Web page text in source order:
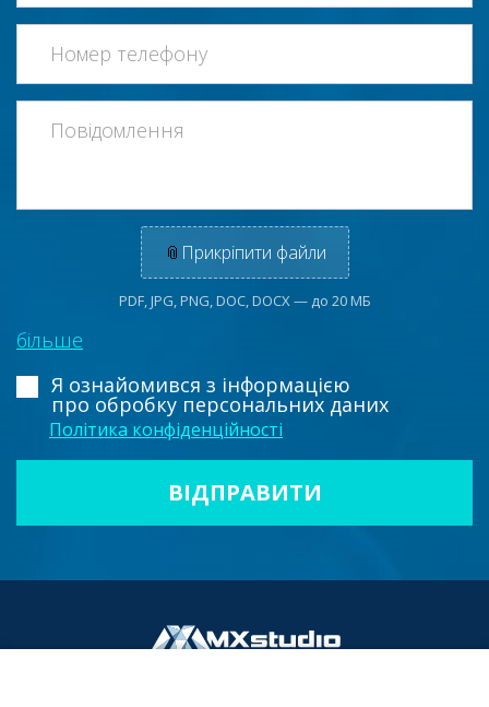
📎 Прикріпити файли
PDF, JPG, PNG, DOC, DOCX — до 20 МБ
більше
Я ознайомився з інформацією
про обробку персональних даних
Політика конфіденційності